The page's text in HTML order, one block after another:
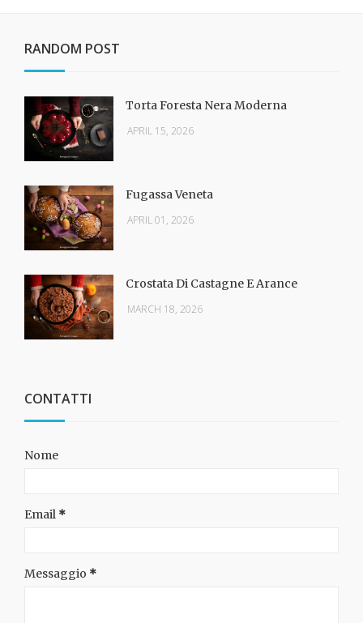
RANDOM POST
Torta Foresta Nera Moderna
APRIL 15, 2026
Fugassa Veneta
APRIL 01, 2026
Crostata Di Castagne E Arance
MARCH 18, 2026
CONTATTI
Nome
Email *
Messaggio *